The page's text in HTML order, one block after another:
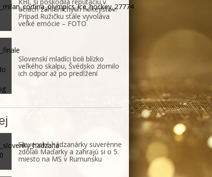
KHL si poškodila reputáciu v
očiach zahraničných hokejistov.
Prípad Ružičku stále vyvoláva
veľké emócie – FOTO
Slovenskí mladíci boli blízko
veľkého skalpu, Švédsko zlomilo
ich odpor až po predĺžení
Slovenské hádzanárky suverénne
zdolali Maďarky a zahrajú si o 5.
miesto na MS v Rumunsku